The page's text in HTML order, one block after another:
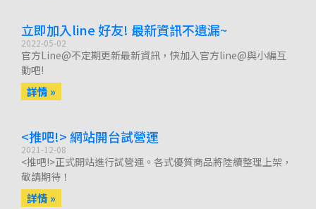
立即加入line 好友! 最新資訊不遺漏~
2022-05-02
官方Line@不定期更新最新資訊，快加入官方line@與小編互
動吧!
詳情 »
<推吧!> 網站開台試營運
2021-12-08
<推吧!>正式開站進行試營運。各式優質商品將陸續整理上架，
敬請期待！
詳情 »